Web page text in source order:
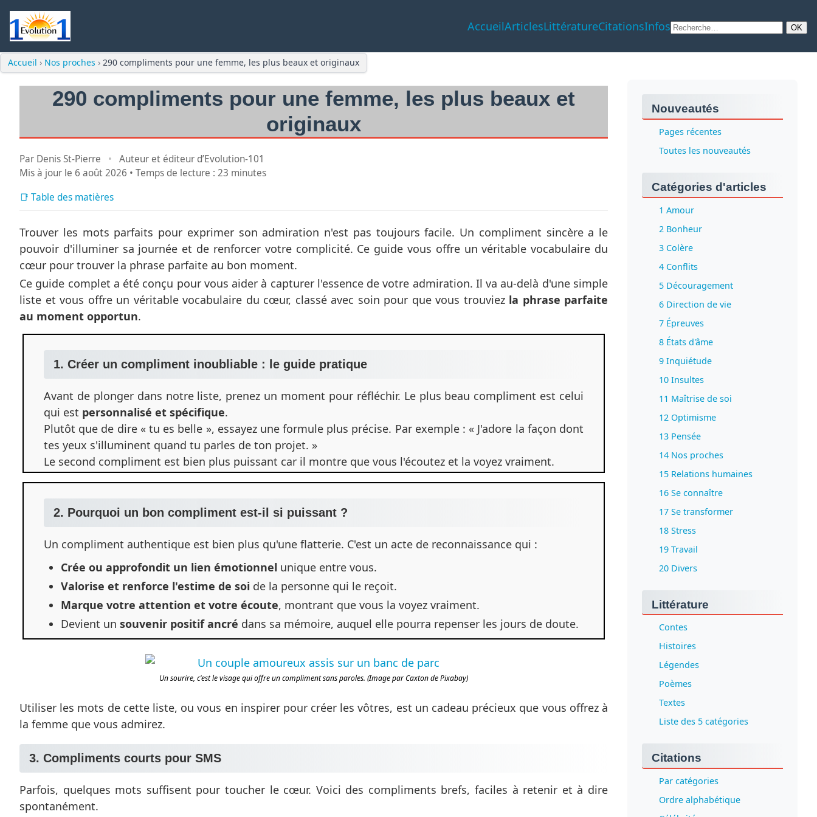
AccueilArticlesLittératureCitationsInfos
Accueil › Nos proches › 290 compliments pour une femme, les plus beaux et originaux
290 compliments pour une femme, les plus beaux et
originaux
Par Denis St-Pierre •
Auteur et éditeur d’Evolution-101
Mis à jour le 6 août 2026 • Temps de lecture : 23 minutes
📑 Table des matières
Trouver les mots parfaits pour exprimer son admiration n'est pas toujours facile. Un compliment sincère a le
pouvoir d'illuminer sa journée et de renforcer votre complicité. Ce guide vous offre un véritable vocabulaire du
cœur pour trouver la phrase parfaite au bon moment.
Ce guide complet a été conçu pour vous aider à capturer l'essence de votre admiration. Il va au-delà d'une simple
liste et vous offre un véritable vocabulaire du cœur, classé avec soin pour que vous trouviez la phrase parfaite
au moment opportun.
1. Créer un compliment inoubliable : le guide pratique
Avant de plonger dans notre liste, prenez un moment pour réfléchir. Le plus beau compliment est celui
qui est personnalisé et spécifique.
Plutôt que de dire « tu es belle », essayez une formule plus précise. Par exemple : « J'adore la façon dont
tes yeux s'illuminent quand tu parles de ton projet. »
Le second compliment est bien plus puissant car il montre que vous l'écoutez et la voyez vraiment.
2. Pourquoi un bon compliment est-il si puissant ?
Un compliment authentique est bien plus qu'une flatterie. C'est un acte de reconnaissance qui :
Crée ou approfondit un lien émotionnel unique entre vous.
Valorise et renforce l'estime de soi de la personne qui le reçoit.
Marque votre attention et votre écoute, montrant que vous la voyez vraiment.
Devient un souvenir positif ancré dans sa mémoire, auquel elle pourra repenser les jours de doute.
Un sourire, c'est le visage qui offre un compliment sans paroles. (Image par Caxton de Pixabay)
Utiliser les mots de cette liste, ou vous en inspirer pour créer les vôtres, est un cadeau précieux que vous offrez à
la femme que vous admirez.
3. Compliments courts pour SMS
Parfois, quelques mots suffisent pour toucher le cœur. Voici des compliments brefs, faciles à retenir et à dire
spontanément.
Nouveautés
Pages récentes
Toutes les nouveautés
Catégories d'articles
1 Amour
2 Bonheur
3 Colère
4 Conflits
5 Découragement
6 Direction de vie
7 Épreuves
8 États d'âme
9 Inquiétude
10 Insultes
11 Maîtrise de soi
12 Optimisme
13 Pensée
14 Nos proches
15 Relations humaines
16 Se connaître
17 Se transformer
18 Stress
19 Travail
20 Divers
Littérature
Contes
Histoires
Légendes
Poèmes
Textes
Liste des 5 catégories
Citations
Par catégories
Ordre alphabétique